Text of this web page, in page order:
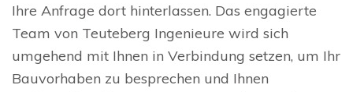
Ihre Anfrage dort hinterlassen. Das engagierte
Team von Teuteberg Ingenieure wird sich
umgehend mit Ihnen in Verbindung setzen, um Ihr
Bauvorhaben zu besprechen und Ihnen